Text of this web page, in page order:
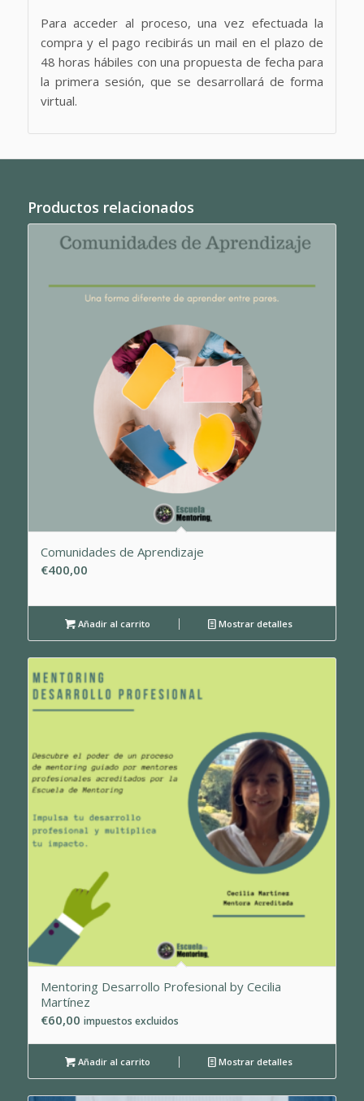
Para acceder al proceso, una vez efectuada la
compra y el pago recibirás un mail en el plazo de
48 horas hábiles con una propuesta de fecha para
la primera sesión, que se desarrollará de forma
virtual.
Productos relacionados
Comunidades de Aprendizaje
€400,00
Añadir al carrito Mostrar detalles
Mentoring Desarrollo Profesional by Cecilia
Martínez
€60,00 impuestos excluidos
Añadir al carrito Mostrar detalles